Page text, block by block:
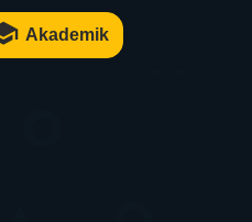
Akademik